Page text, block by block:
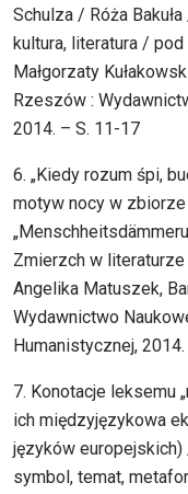
Schulza / Róża
kultura, literatura /
Małgorzaty
Rzeszów :
2014. – S. 11-17
6. „Kiedy rozum śpi,
motyw nocy w
Zmierzch w
Angelika Matuszek,
Wydawnictwo
Humanistycznej,
7. Konotacje leksemu
ich międzyjęzykowa
języków
symbol, temat,